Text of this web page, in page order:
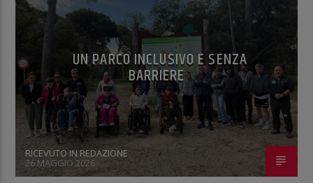
UN PARCO INCLUSIVO E SENZA
BARRIERE
RICEVUTO IN REDAZIONE
26 MAGGIO 2026